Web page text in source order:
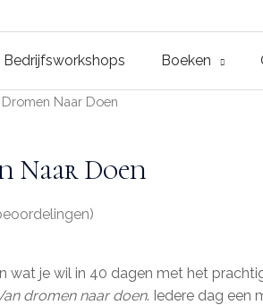
Bedrijfsworkshops Boeken
Naar Doen
Naar Doen
wat je wil in 40 dagen met het
dromen naar doen. Iedere dag een